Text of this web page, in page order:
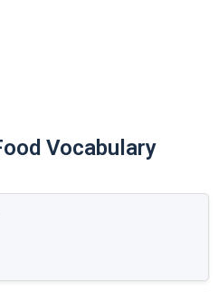
Vocabulary